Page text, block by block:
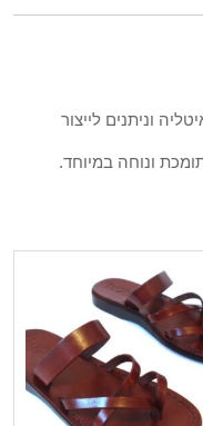
וניתנים לייצור
ונוחה במיוחד.